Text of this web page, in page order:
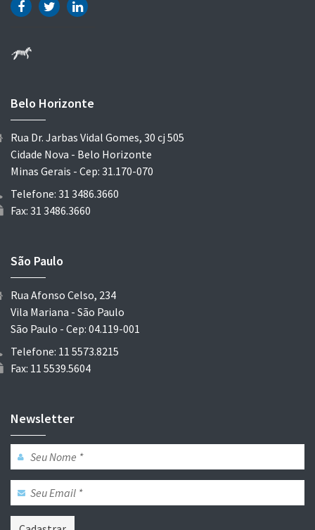
Belo Horizonte
Rua Dr. Jarbas Vidal Gomes, 30 cj 505
Cidade Nova - Belo Horizonte
Minas Gerais - Cep: 31.170-070
Telefone: 31 3486.3660
Fax: 31 3486.3660
São Paulo
Rua Afonso Celso, 234
Vila Mariana - São Paulo
São Paulo - Cep: 04.119-001
Telefone: 11 5573.8215
Fax: 11 5539.5604
Newsletter